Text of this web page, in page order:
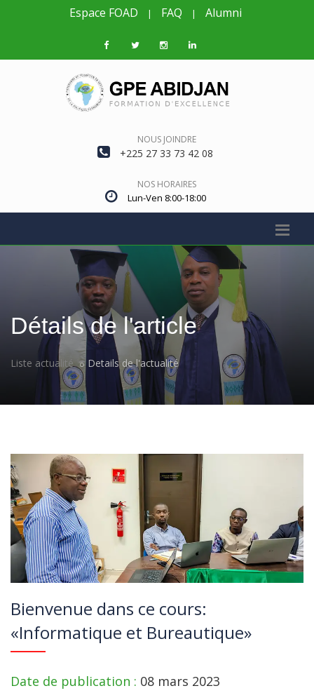
Espace FOAD | FAQ | Alumni
NOUS JOINDRE
+225 27 33 73 42 08
NOS HORAIRES
Lun-Ven 8:00-18:00
Détails de l'article
Liste actualité Details de l'actualité
Bienvenue dans ce cours:
«Informatique et Bureautique»
Date de publication : 08 mars 2023